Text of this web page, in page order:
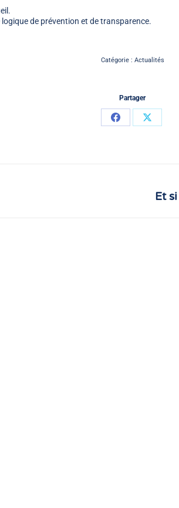
de prévention et de transparence.
Catégorie : Actualités
Partager
PartagerPartager
Article
Et